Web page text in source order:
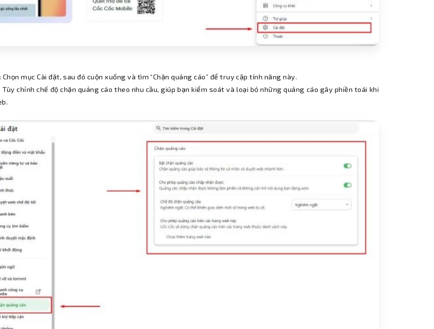
Chọn mục Cài đặt, sau đó cuộn xuống và tìm “Chặn quảng cáo” để truy cập tính năng này.
Tùy chỉnh chế độ chặn quảng cáo theo nhu cầu, giúp bạn kiểm soát và loại bỏ những quảng cáo gây phiền toái khi